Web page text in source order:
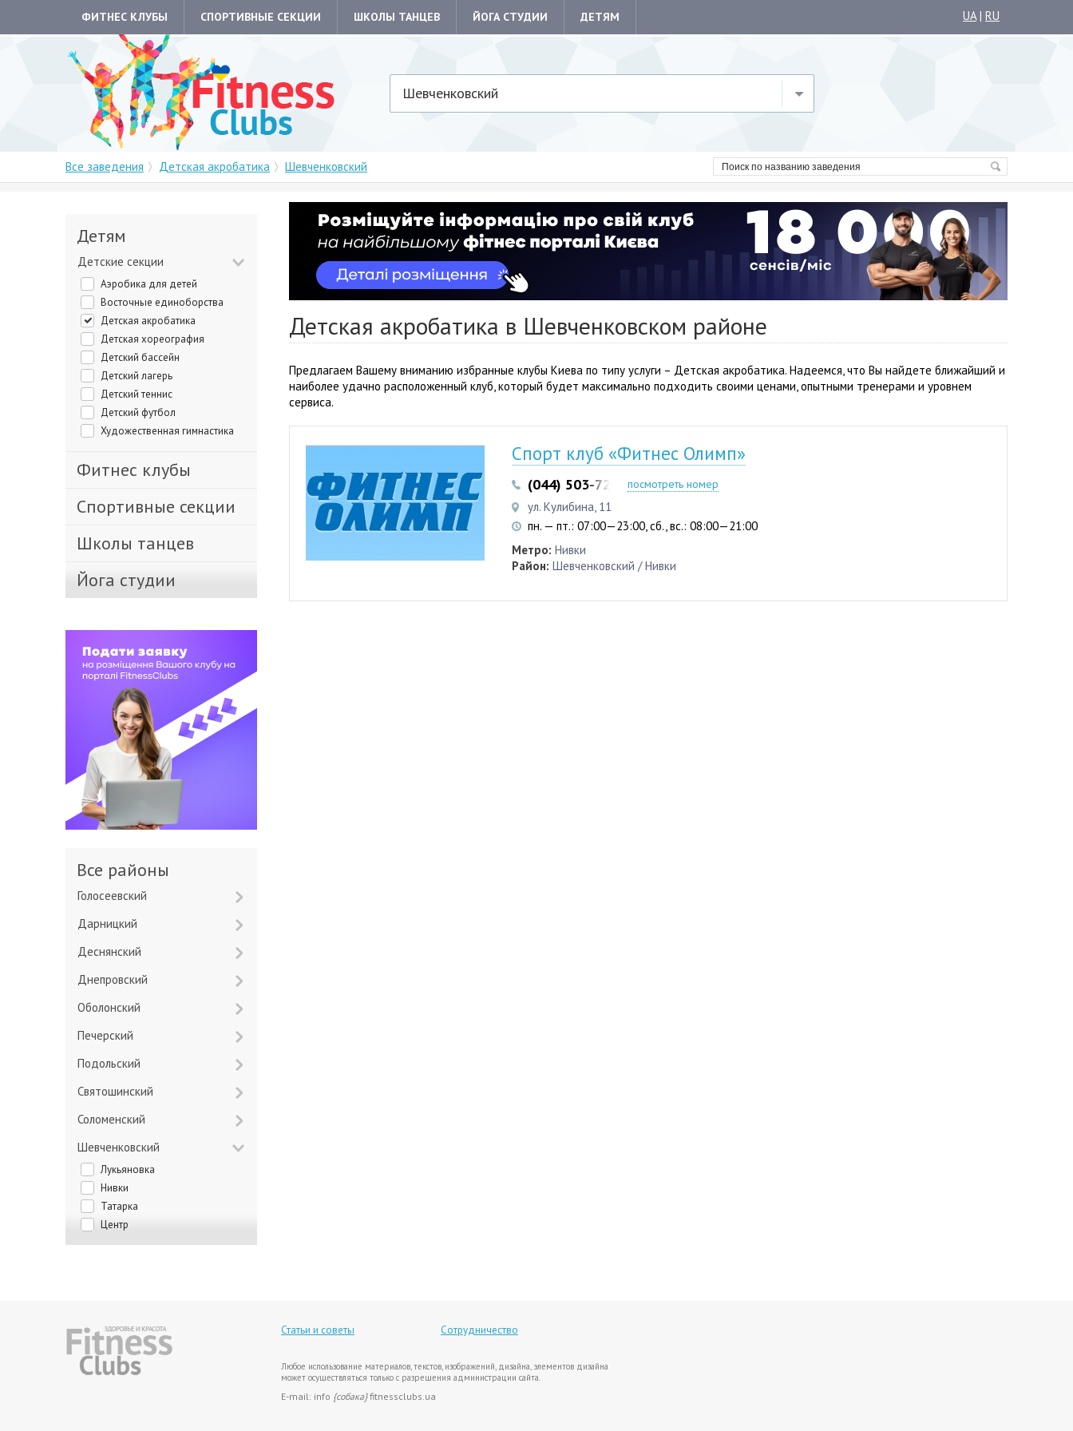
ФИТНЕС КЛУБЫ СПОРТИВНЫЕ СЕКЦИИ ШКОЛЫ ТАНЦЕВ ЙОГА СТУДИИ ДЕТЯМ UA| RU
Шевченковский
Все заведения Детская акробатика Шевченковский
Детская акробатика в Шевченковском районе
Предлагаем Вашему вниманию избранные клубы Киева по типу услуги – Детская акробатика. Надеемся, что Вы найдете ближайший и
наиболее удачно расположенный клуб, который будет максимально подходить своими ценами, опытными тренерами и уровнем
сервиса.
Спорт клуб «Фитнес Олимп»
(044) 503-72-18посмотреть номер
ул. Кулибина, 11
пн. — пт.: 07:00—23:00, сб., вс.: 08:00—21:00
Метро: Нивки
Район: Шевченковский / Нивки
Детям
Детские секции
Аэробика для детей
Восточные единоборства
Детская акробатика
Детская хореография
Детский бассейн
Детский лагерь
Детский теннис
Детский футбол
Художественная гимнастика
Фитнес клубы
Спортивные секции
Школы танцев
Йога студии
Все районы
Голосеевский
Дарницкий
Деснянский
Днепровский
Оболонский
Печерский
Подольский
Святошинский
Соломенский
Шевченковский
Лукьяновка
Нивки
Татарка
Центр
Статьи и советы Сотрудничество
Любое использование материалов, текстов, изображений, дизайна, элементов дизайна
может осуществляться только с разрешения администрации сайта.
E-mail: info {собака}fitnessclubs.ua